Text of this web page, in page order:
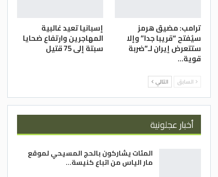
ترامب: مضيق هرمز
سيُفتح “قريبا جدا” وإلا
ستتعرض إيران لـ”ضربة
قوية…
إسبانيا تعيد غالبية
المهاجرين وارتفاع ضحايا
سبتة إلى 75 قتيل
السابق التالي
أخبار عجلونية
المئات يشاركون بالحج المسيحي لموقع
مار الياس من اتباع كنيسة…